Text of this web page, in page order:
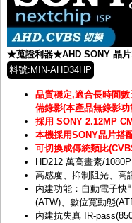
★蒐證利器★AHD SONY 晶片
料號:MIN-AHD34HP
品質穩定,適合長時間
備錄影(本產品無錄影功
採用 SONY 2.12MP
本機採用SONY晶片搭
可切換成傳統類比
HD212 萬高畫素/
高感度、抑制阻光、高
內建功能：自動電子快
(ATW)、數位寬動態
內建抗失真 IR-